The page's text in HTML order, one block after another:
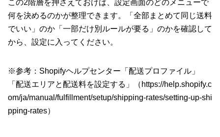
この2階層を押さえておけば、設定画面のどのメニューで
何を決めるのかが整理できます。「全部まとめて同じ送料
でいい」のか「一部だけ別ルールが要る」のかを確認して
から、設定に入ってください。
※参考：Shopifyヘルプセンター「配送プロファイル」
「配送エリアと配送料を設定する」（ https://help.shopify.c
om/ja/manual/fulfillment/setup/shipping-rates/setting-up-shi
pping-rates）